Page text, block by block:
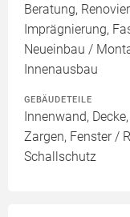
Beratung,
Imprägnierung,
Neueinbau /
Innenausbau
GEBÄUDETEILE
Innenwand,
Zargen, Fenster /
Schallschutz